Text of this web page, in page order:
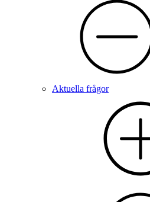
Aktuella frågor